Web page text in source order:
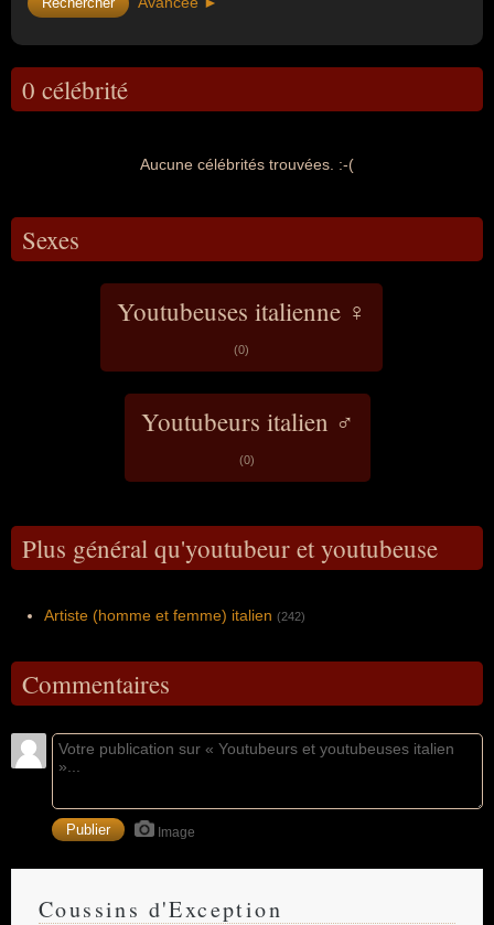
0 célébrité
Aucune célébrités trouvées. :-(
Sexes
Youtubeuses italienne ♀
(0)
Youtubeurs italien ♂
(0)
Plus général qu'youtubeur et youtubeuse
Artiste (homme et femme) italien (242)
Commentaires
Image
Coussins d'Exception